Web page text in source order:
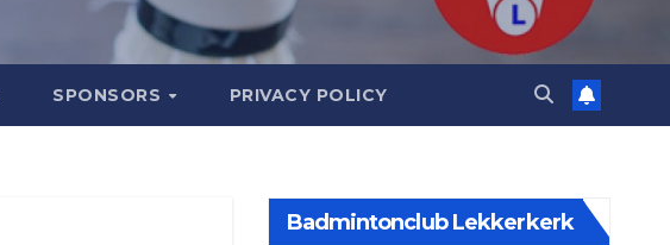
SPONSORS PRIVACY POLICY
Badmintonclub Lekkerkerk